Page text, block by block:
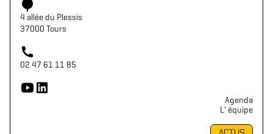
4 allée du Plessis
37000 Tours
02 47 61 11 85
Agenda
L' équipe